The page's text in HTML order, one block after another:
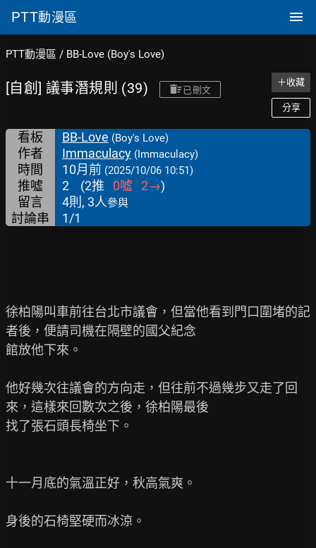
PTT動漫區
PTT動漫區 / BB-Love (Boy's Love)
[自創] 議事潛規則 (39) 已刪文
＋收藏
分享
看板 BB-Love (Boy's Love)
作者 Immaculacy (Immaculacy)
時間 10月前 (2025/10/06 10:51)
推噓 2 (2推 0噓 2→)
留言
4則, 3人參與
討論串 1/1
徐柏陽叫車前往台北市議會，但當他看到門口圍堵的記
者後，便請司機在隔壁的國父紀念
館放他下來。
他好幾次往議會的方向走，但往前不過幾步又走了回
來，這樣來回數次之後，徐柏陽最後
找了張石頭長椅坐下。
十一月底的氣溫正好，秋高氣爽。
身後的石椅堅硬而冰涼。